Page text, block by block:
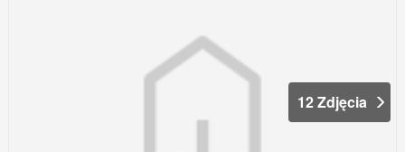
12 Zdjęcia